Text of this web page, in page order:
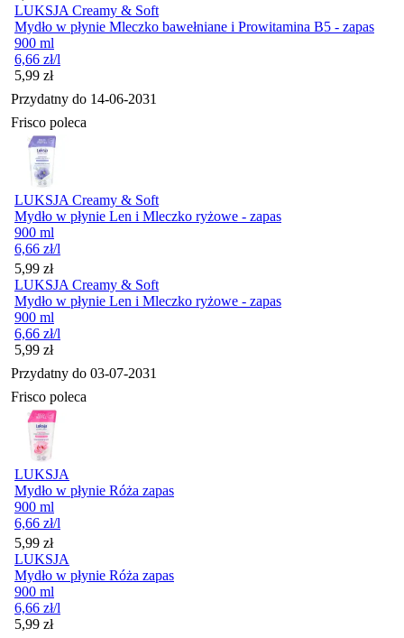
LUKSJA Creamy & Soft
Mydło w płynie Mleczko bawełniane i Prowitamina B5 - zapas
900 ml
6,66 zł/l
Cena
5,99 zł
Przydatny do 14-06-2031
Frisco poleca
LUKSJA Creamy & Soft
Mydło w płynie Len i Mleczko ryżowe - zapas
900 ml
6,66 zł/l
Cena
5,99 zł
LUKSJA Creamy & Soft
Mydło w płynie Len i Mleczko ryżowe - zapas
900 ml
6,66 zł/l
Cena
5,99 zł
Przydatny do 03-07-2031
Frisco poleca
LUKSJA
Mydło w płynie Róża zapas
900 ml
6,66 zł/l
Cena
5,99 zł
LUKSJA
Mydło w płynie Róża zapas
900 ml
6,66 zł/l
Cena
5,99 zł